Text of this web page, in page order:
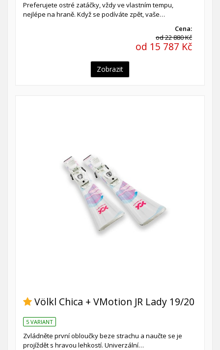
Preferujete ostré zatáčky, vždy ve vlastním tempu,
nejlépe na hraně. Když se podíváte zpět, vaše…
Cena:
od 22 880 Kč
od 15 787 Kč
Zobrazit
Völkl Chica + VMotion JR Lady 19/20
5 VARIANT
Zvládněte první obloučky beze strachu a naučte se je
projíždět s hravou lehkostí. Univerzální…